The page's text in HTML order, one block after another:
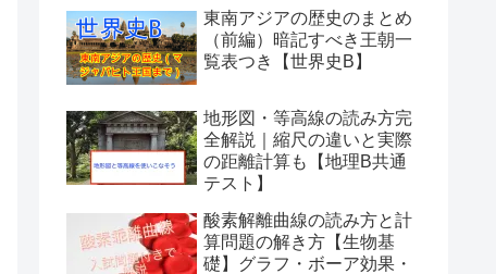
東南アジアの歴史のまとめ
（前編）暗記すべき王朝一
覧表つき【世界史B】
地形図・等高線の読み方完
全解説｜縮尺の違いと実際
の距離計算も【地理B共通
テスト】
酸素解離曲線の読み方と計
算問題の解き方【生物基
礎】グラフ・ボーア効果・